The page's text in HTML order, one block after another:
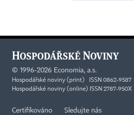
© 1996-2026 Economia, a.s.
Hospodářské noviny (print) ISSN 0862-9587
Hospodářské noviny (online) ISSN 2787-950X
Certifikováno Sledujte nás